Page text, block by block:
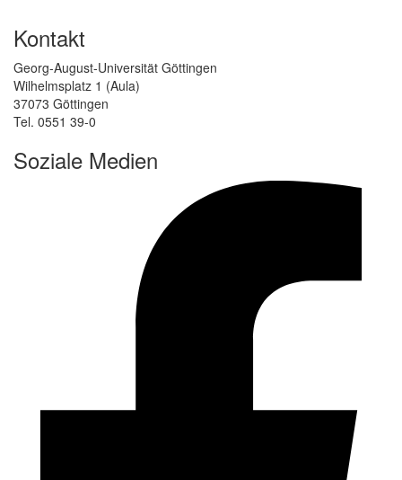
Kontakt
Georg-August-Universität Göttingen
Wilhelmsplatz 1 (Aula)
37073 Göttingen
Tel. 0551 39-0
Soziale Medien